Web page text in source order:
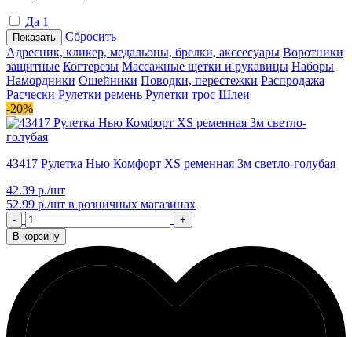
Да 1
Показать
Сбросить
Адресник, кликер, медальоны, брелки, акссесуары Воротники
защитные Когтерезы Массажные щетки и рукавицы Наборы
Намордники Ошейники Поводки, перестежки Распродажа
Расчески Рулетки ремень Рулетки трос Шлеи
-20%
43417 Рулетка Нью Комфорт XS ременная 3м светло-голубая
42.39 р./шт
52.99 р./шт в розничных магазинах
-
+
В корзину